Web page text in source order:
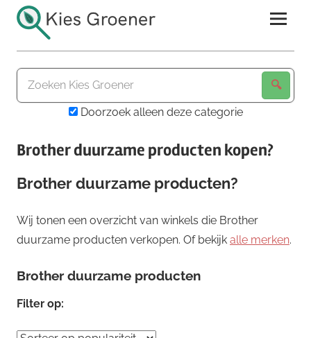
naar
inhoudKies
GroenerDoorzoek alleen deze categorie
Brother duurzame producten kopen?
Brother duurzame producten?
Wij tonen een overzicht van winkels die Brother
duurzame producten verkopen. Of bekijk alle merken.
Brother duurzame producten
Filter op: